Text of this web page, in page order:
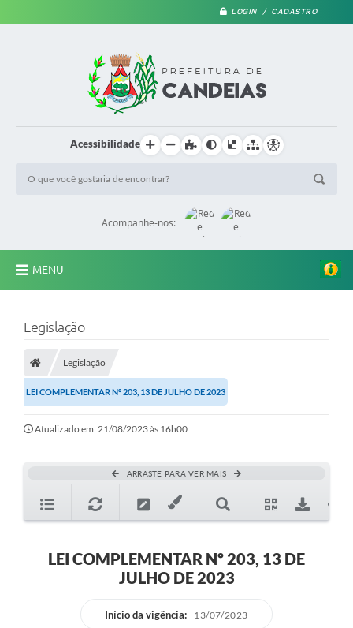
LOGIN / CADASTRO
Acessibilidade
Acompanhe-nos:
MENU
A Prefeitura
Diário Oficial
TRANSPARÊNCIA
Contato
Iluminação Pública
Conselhos Municipais
Legislação
Legislação
LEI COMPLEMENTAR Nº 203, 13 DE JULHO DE 2023
Atualizado em: 21/08/2023 às 16h00
ARRASTE PARA VER MAIS
LEI COMPLEMENTAR Nº 203, 13 DE
JULHO DE 2023
Início da vigência: 13/07/2023